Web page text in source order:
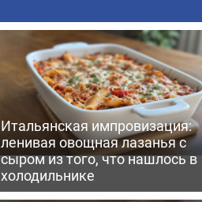
Итальянская импровизация:
ленивая овощная лазанья с
сыром из того, что нашлось в
холодильнике